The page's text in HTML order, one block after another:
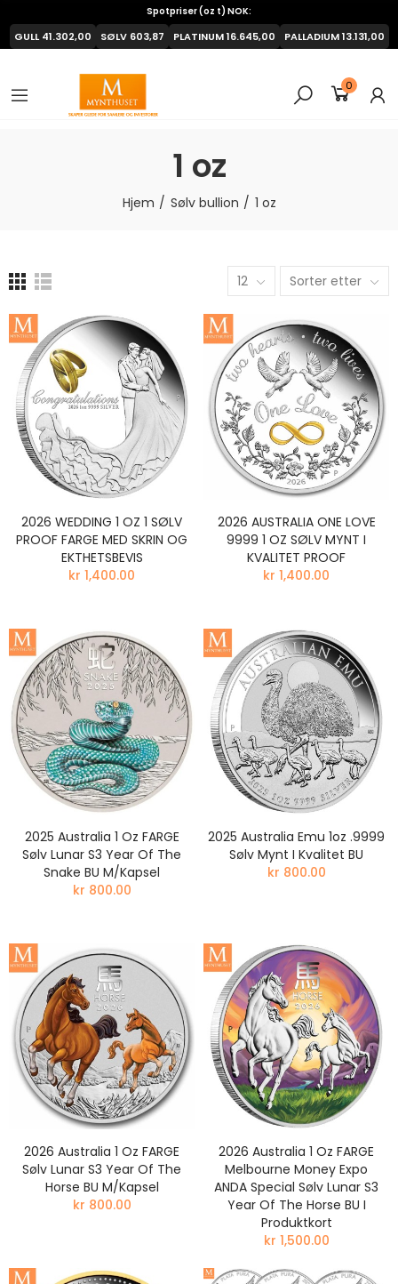
0
Spotpriser (oz t) NOK:
GULL41.302,00 SØLV 603,87 PLATINUM16.645,00 PALLADIUM13.131,00
1 oz
Hjem Sølv bullion 1 oz
12 Sorter etter
2026 WEDDING 1 OZ 1 SØLV
PROOF FARGE MED SKRIN OG
EKTHETSBEVIS
kr 1,400.00
2026 AUSTRALIA ONE LOVE
9999 1 OZ SØLV MYNT I
KVALITET PROOF
kr 1,400.00
2025 Australia 1 Oz FARGE
Sølv Lunar S3 Year Of The
Snake BU M/Kapsel
kr 800.00
2025 Australia Emu 1oz .9999
Sølv Mynt I Kvalitet BU
kr 800.00
2026 Australia 1 Oz FARGE
Sølv Lunar S3 Year Of The
Horse BU M/Kapsel
kr 800.00
2026 Australia 1 Oz FARGE
Melbourne Money Expo
ANDA Special Sølv Lunar S3
Year Of The Horse BU I
Produktkort
kr 1,500.00